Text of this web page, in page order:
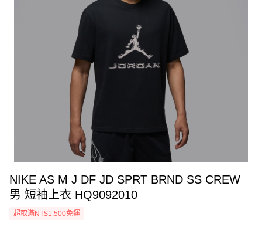
NIKE AS M J DF JD SPRT BRND SS CREW
男 短袖上衣 HQ9092010
超取滿NT$1,500免運